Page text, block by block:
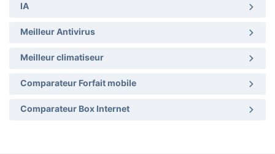
IA
Meilleur Antivirus
Meilleur climatiseur
Comparateur Forfait mobile
Comparateur Box Internet